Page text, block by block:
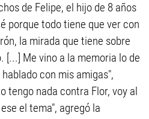
de Felipe, el hijo de 8 años
porque todo tiene que ver con
la mirada que tiene sobre
[...] Me vino a la memoria lo de
con mis amigas",
tengo nada contra Flor, voy al
el tema", agregó la